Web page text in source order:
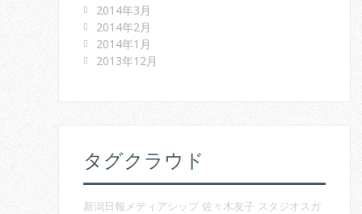
2014年3月
2014年2月
2014年1月
2013年12月
タグクラウド
新潟日報メディアシップ 佐々木友子 スタジオスガ